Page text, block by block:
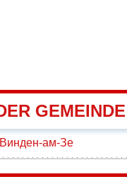
Винден-ам-Зе